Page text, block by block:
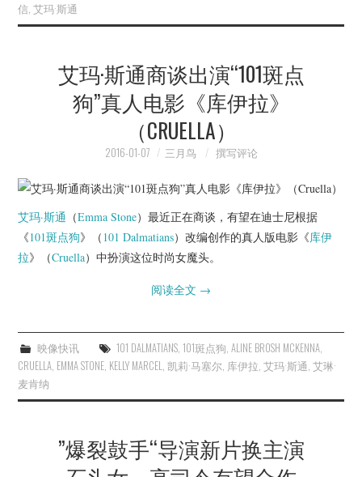
信,艾玛·斯通
艾玛·斯通商谈出演“101斑点
狗”真人电影《库伊拉》
（CRUELLA）
2016-01-07 三月鸟 撰写评论
艾玛·斯通 （Emma Stone）最近正在商谈，有望在迪士尼根据
《101斑点狗》（ 101 Dalmatians）改编创作的真人版电影《库伊
拉》（Cruella）中扮演这位时尚女魔头。
阅读全文 →
映像快讯 101 DALMATIANS, 101斑点狗, ALINE BROSH MCKENNA,
CRUELLA, EMMA STONE, KELLY MARCEL,凯莉·马塞尔, 库伊拉,艾玛·斯通,艾琳·
麦肯纳
”爆裂鼓手“导演新片换主演